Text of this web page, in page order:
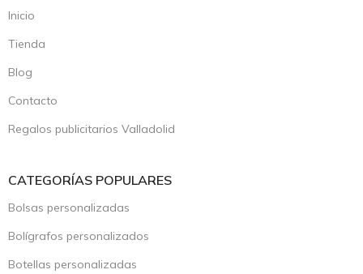
Inicio
Tienda
Blog
Contacto
Regalos publicitarios Valladolid
CATEGORÍAS POPULARES
Bolsas personalizadas
Bolígrafos personalizados
Botellas personalizadas